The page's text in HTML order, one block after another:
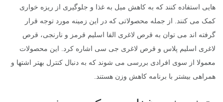
هایی استفاده کنند که به کاهش میل به غذا و جلوگیری از ریزه خواری
کمک می کنند. از جمله محصولاتی که در این زمینه مورد توجه قرار
گرفته اند می توان به قرص لاغری الفا اسلیم قرمز و نارنجی، قرص
لاغری اسلیم پلاس و قرص لاغری جی سی اشاره کرد. این محصولات
معمولا از سوی افرادی بررسی می شوند که به دنبال کنترل بهتر اشتها و
همراهی بیشتر با برنامه کاهش وزن هستند.